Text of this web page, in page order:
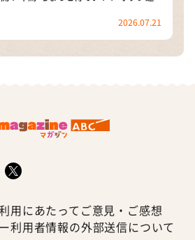
2026.07.21
用にあたって ご意見・ご感想
利用者情報の外部送信について